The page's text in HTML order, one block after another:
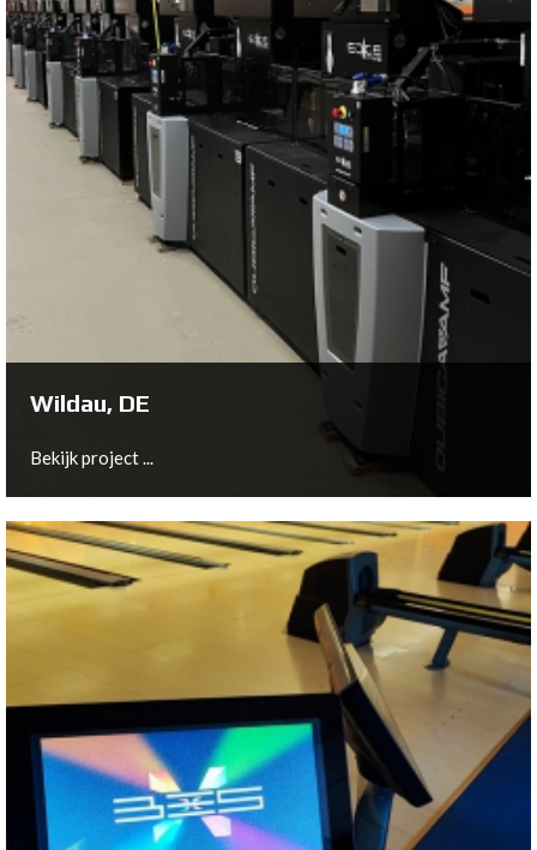
Nistelrode, NL
Wildau, DE
Bekijk project ...
Wildau, DE
Bekijk project ...